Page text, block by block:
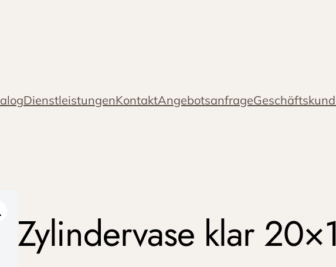
DienstleistungenKontaktAngebotsanfrage
Zylindervase klar